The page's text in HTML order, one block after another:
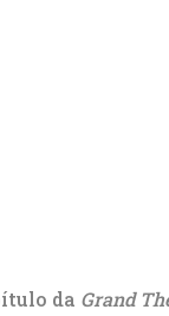
da Grand